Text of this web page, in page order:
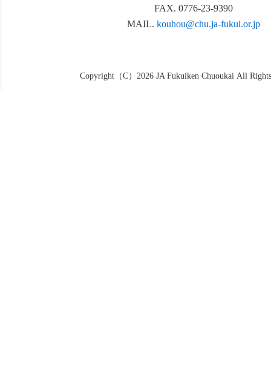
FAX. 0776-23-9390
MAIL. kouhou@chu.ja-fukui.or.jp
Copyright（C）2026 JA Fukuiken Chuoukai All